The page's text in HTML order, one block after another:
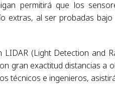
permitirá que los
extras, al ser probadas
(Light Detection and
gran exactitud distancias a
técnicos e ingenieros,